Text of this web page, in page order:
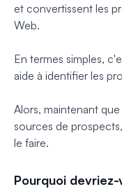
et convertissent les
Web.
En termes simples,
aide à identifier les
Alors, maintenant
sources de
le faire.
Pourquoi